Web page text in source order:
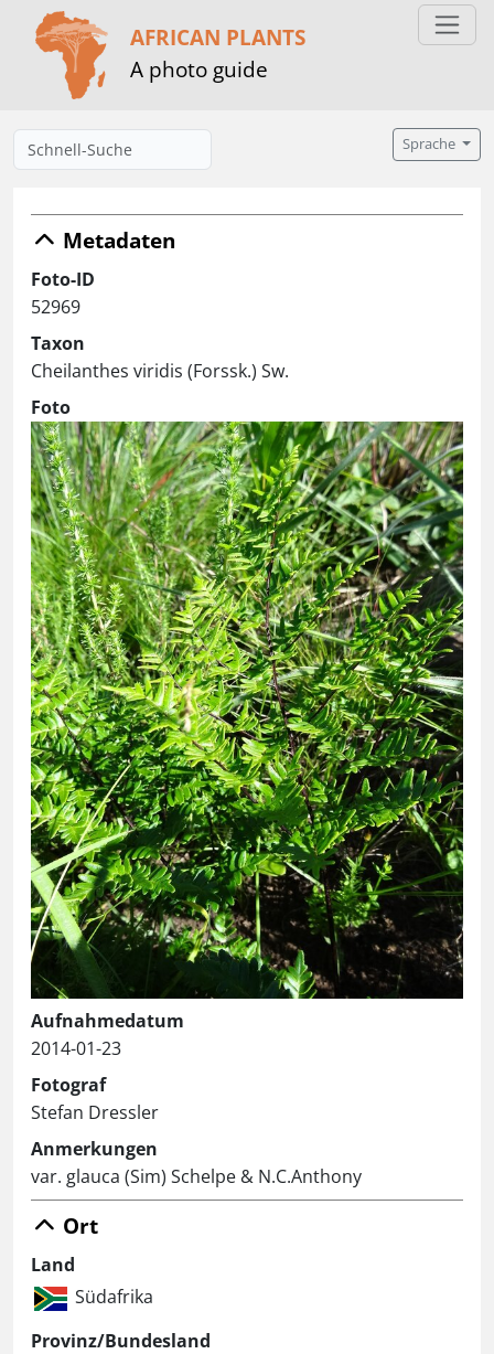
AFRICAN PLANTS
A photo guide
Sprache
Metadaten
Foto-ID
52969
Taxon
Cheilanthes viridis (Forssk.) Sw.
Foto
Aufnahmedatum
2014-01-23
Fotograf
Stefan Dressler
Anmerkungen
var. glauca (Sim) Schelpe & N.C.Anthony
Ort
Land
Südafrika
Provinz/Bundesland